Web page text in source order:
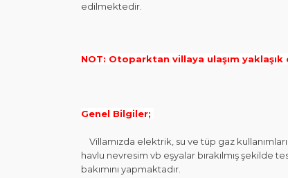
edilmektedir.
NOT: Otoparktan villaya ulaşım
Genel Bilgiler;
Villamızda elektrik, su ve tüp gaz
havlu nevresim vb eşyalar bırakılmış şekilde
bakımını yapmaktadır.